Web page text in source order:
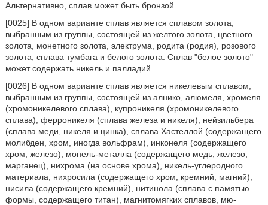
Альтернативно, сплав может быть бронзой.
[0025] В одном варианте сплав является сплавом золота,
выбранным из группы, состоящей из желтого золота, цветного
золота, монетного золота, электрума, родита (родия), розового
золота, сплава тумбага и белого золота. Сплав "белое золото"
может содержать никель и палладий.
[0026] В одном варианте сплав является никелевым сплавом,
выбранным из группы, состоящей из алнико, алюмеля, хромеля
(хромоникелевого сплава), купроникеля (хромоникелевого
сплава), ферроникеля (сплава железа и никеля), нейзильбера
(сплава меди, никеля и цинка), сплава Хастеллой (содержащего
молибден, хром, иногда вольфрам), инконеля (содержащего
хром, железо), монель-металла (содержащего медь, железо,
марганец), нихрома (на основе хрома), никель-углеродного
материала, нихросила (содержащего хром, кремний, магний),
нисила (содержащего кремний), нитинола (сплава с памятью
формы, содержащего титан), магнитомягких сплавов, мю-